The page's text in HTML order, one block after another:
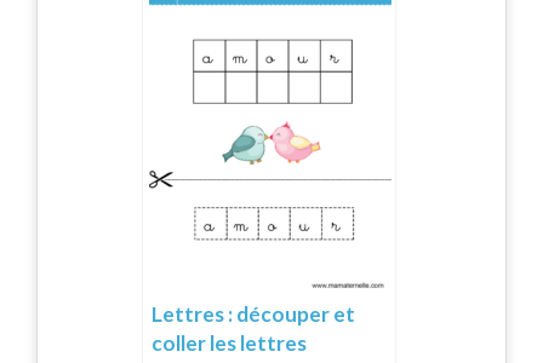
Lettres : découper et
coller les lettres